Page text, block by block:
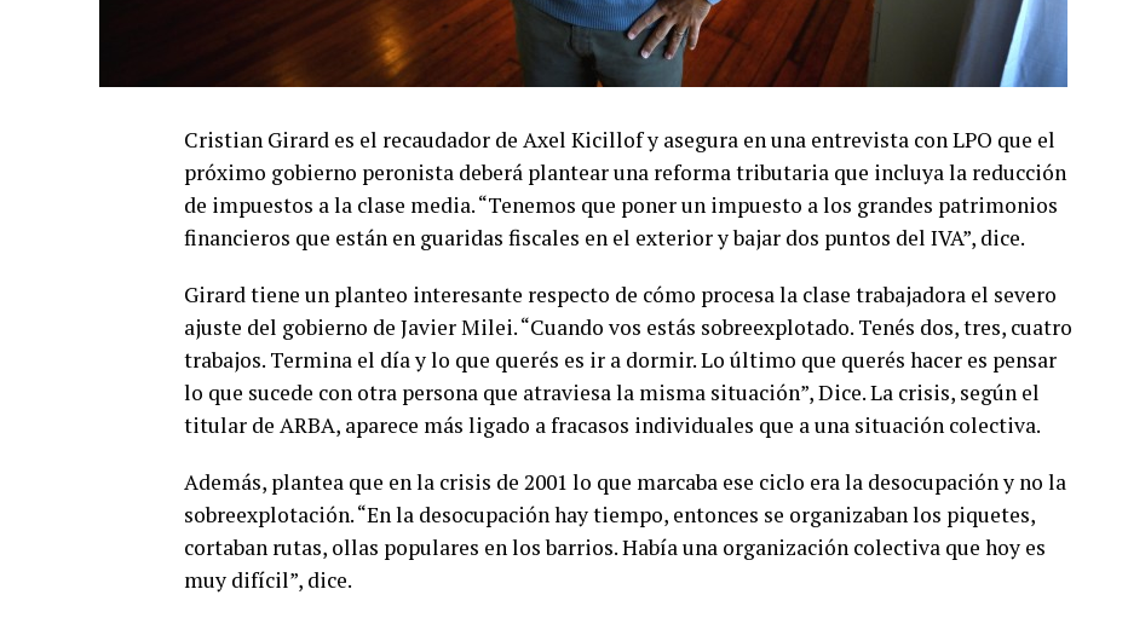
Cristian Girard es el recaudador de Axel Kicillof y asegura en una entrevista con LPO que el
próximo gobierno peronista deberá plantear una reforma tributaria que incluya la reducción
de impuestos a la clase media. “Tenemos que poner un impuesto a los grandes patrimonios
financieros que están en guaridas fiscales en el exterior y bajar dos puntos del IVA”, dice.
Girard tiene un planteo interesante respecto de cómo procesa la clase trabajadora el severo
ajuste del gobierno de Javier Milei. “Cuando vos estás sobreexplotado. Tenés dos, tres, cuatro
trabajos. Termina el día y lo que querés es ir a dormir. Lo último que querés hacer es pensar
lo que sucede con otra persona que atraviesa la misma situación”, Dice. La crisis, según el
titular de ARBA, aparece más ligado a fracasos individuales que a una situación colectiva.
Además, plantea que en la crisis de 2001 lo que marcaba ese ciclo era la desocupación y no la
sobreexplotación. “En la desocupación hay tiempo, entonces se organizaban los piquetes,
cortaban rutas, ollas populares en los barrios. Había una organización colectiva que hoy es
muy difícil”, dice.